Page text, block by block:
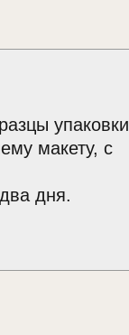
упаковки
макету, с
дня.